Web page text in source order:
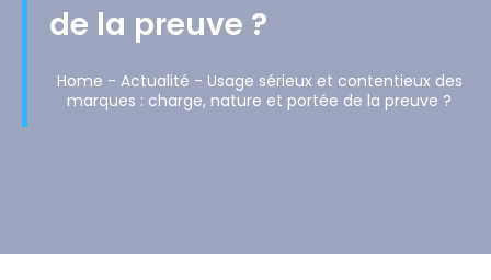
de la preuve ?
Home - Actualité - Usage sérieux et contentieux des
marques : charge, nature et portée de la preuve ?